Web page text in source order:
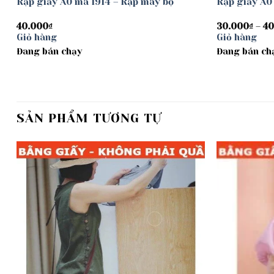
40.000₫
Giỏ hàng
Đang bán chạy
30.000₫ –
Giỏ hàng
Đang bán
SẢN PHẨM TƯƠNG TỰ
wishlist